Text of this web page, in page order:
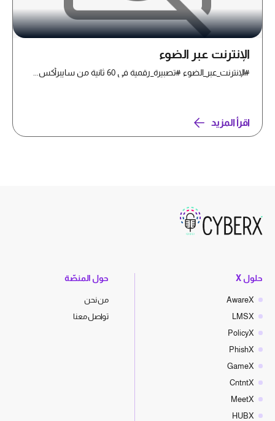
الإنترنت عبر الضوء
#الإنترنت_عبر_الضوء #تصبيرة_رقمية في 60 ثانية من سايبرأكس...
اقرأ المزيد
حلول X
AwareX
LMSX
PolicyX
PhishX
GameX
CntntX
MeetX
HUBX
حول المنصّة
من نحن
تواصل معنا